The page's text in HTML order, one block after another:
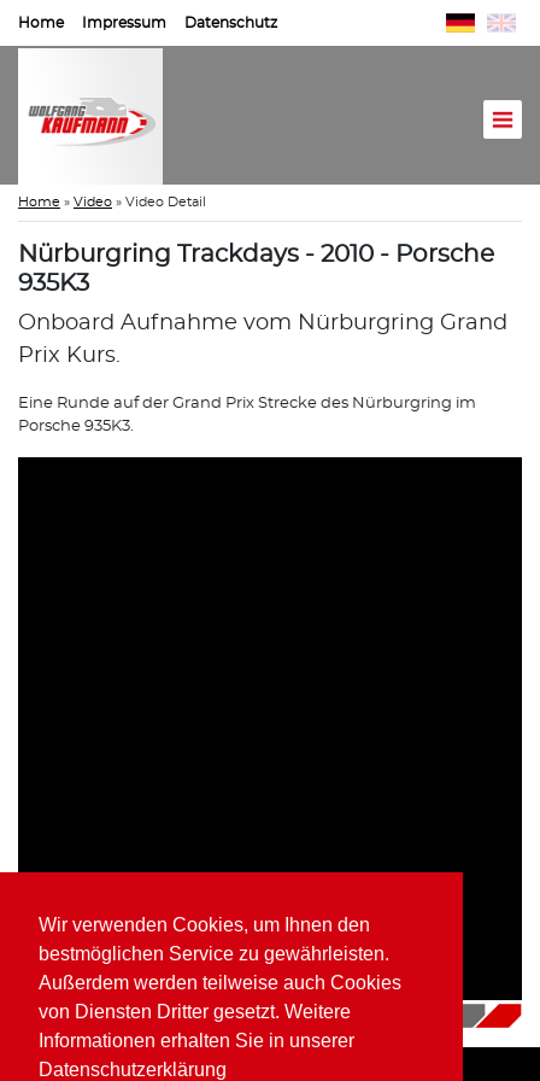
Wir verwenden Cookies, um Ihnen den
bestmöglichen Service zu gewährleisten.
Außerdem werden teilweise auch Cookies
von Diensten Dritter gesetzt. Weitere
Informationen erhalten Sie in unserer
Datenschutzerklärung
Home Impressum Datenschutz
Home » Video » Video Detail
Nürburgring Trackdays - 2010 - Porsche
935K3
Onboard Aufnahme vom Nürburgring Grand
Prix Kurs.
Eine Runde auf der Grand Prix Strecke des Nürburgring im
Porsche 935K3.
16.07.2018